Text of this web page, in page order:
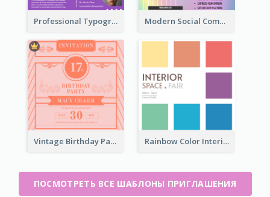
Professional Typographic Invitation Design Template Modern Social Community Club Invitation Design Ideas
Vintage Birthday Party Invitation Design For The Ladies Rainbow Color Interior Space Fair Invitation
ПОСМОТРЕТЬ ВСЕ ШАБЛОНЫ ПРИГЛАШЕНИЯ